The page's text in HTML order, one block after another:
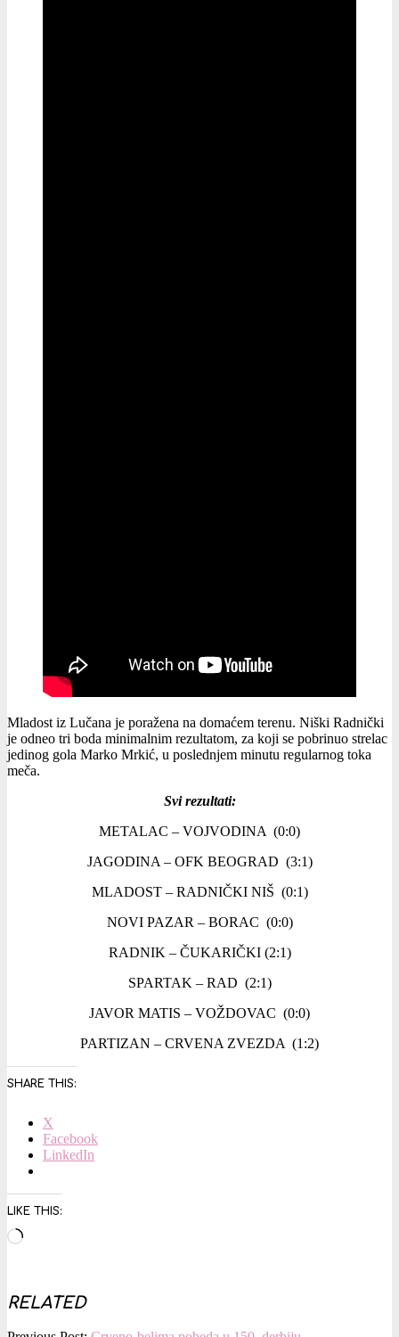
Mladost iz Lučana je poražena na domaćem terenu. Niški Radnički
je odneo tri boda minimalnim rezultatom, za koji se pobrinuo strelac
jedinog gola Marko Mrkić, u poslednjem minutu regularnog toka
meča.
Svi rezultati:
METALAC – VOJVODINA (0:0)
JAGODINA – OFK BEOGRAD (3:1)
MLADOST – RADNIČKI NIŠ (0:1)
NOVI PAZAR – BORAC (0:0)
RADNIK – ČUKARIČKI (2:1)
SPARTAK – RAD (2:1)
JAVOR MATIS – VOŽDOVAC (0:0)
PARTIZAN – CRVENA ZVEZDA (1:2)
SHARE THIS:
X
Facebook
LinkedIn
LIKE THIS:
Loading…
RELATED